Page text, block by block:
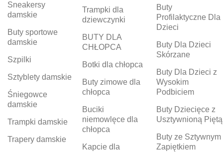
Sneakersy
damskie
Buty sportowe
damskie
Szpilki
Sztyblety damskie
Śniegowce
damskie
Trampki damskie
Trapery damskie
Trampki dla
dziewczynki
BUTY DLA
CHŁOPCA
Botki dla chłopca
Buty zimowe dla
chłopca
Buciki
niemowlęce dla
chłopca
Kapcie dla
Buty
Profilaktyczne Dla
Dzieci
Buty Dla Dzieci
Skórzane
Buty Dla Dzieci z
Wysokim
Podbiciem
Buty Dziecięce z
Usztywnioną Piętą
Buty ze Sztywnym
Zapiętkiem